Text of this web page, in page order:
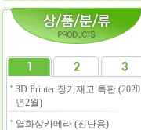
3D Printer 장기재고 특판 (2020
년2월)
열화상카메라 (진단용)